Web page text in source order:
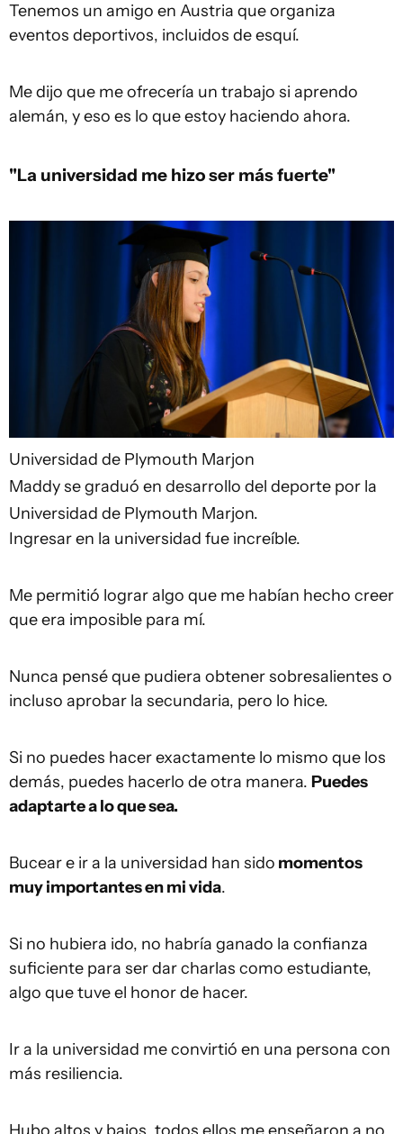
Tenemos un amigo en Austria que organiza
eventos deportivos, incluidos de esquí.
Me dijo que me ofrecería un trabajo si aprendo
alemán, y eso es lo que estoy haciendo ahora.
"La universidad me hizo ser más fuerte"
Universidad de Plymouth Marjon
Maddy se graduó en desarrollo del deporte por la
Universidad de Plymouth Marjon.
Ingresar en la universidad fue increíble.
Me permitió lograr algo que me habían hecho creer
que era imposible para mí.
Nunca pensé que pudiera obtener sobresalientes o
incluso aprobar la secundaria, pero lo hice.
Si no puedes hacer exactamente lo mismo que los
demás, puedes hacerlo de otra manera. Puedes
adaptarte a lo que sea.
Bucear e ir a la universidad han sido momentos
muy importantes en mi vida.
Si no hubiera ido, no habría ganado la confianza
suficiente para ser dar charlas como estudiante,
algo que tuve el honor de hacer.
Ir a la universidad me convirtió en una persona con
más resiliencia.